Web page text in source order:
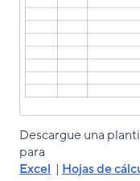
Descargue una
para
Excel | Hojas de